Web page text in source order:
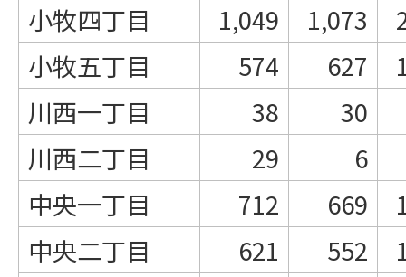
小牧四丁目
1,049 1,073
小牧五丁目
574 627
川西一丁目
38
30
川西二丁目
29
6
中央一丁目
712 669
中央二丁目
621 552